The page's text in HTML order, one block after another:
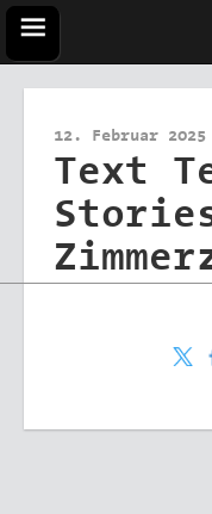
12. Februar 2025
Text